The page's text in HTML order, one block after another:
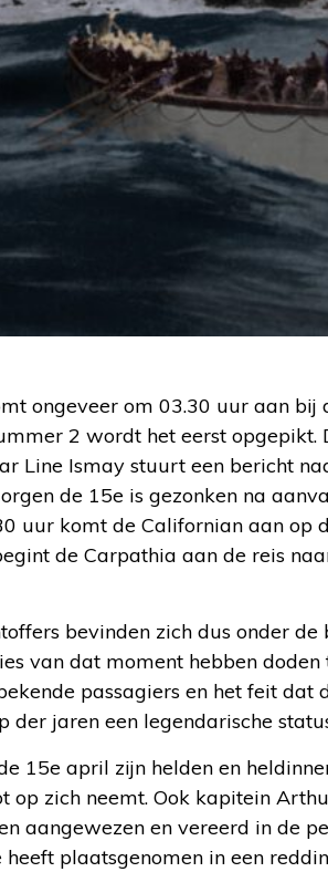
ongeveer om 03.30 uur aan
2 wordt het eerst
Line Ismay stuurt een bericht
de 15e is gezonken na
uur komt de Californian aan
de Carpathia aan de reis
bevinden zich dus onder
van dat moment hebben
passagiers en het feit
der jaren een legendarische
15e april zijn helden en
op zich neemt. Ook kapitein
aangewezen en vereerd in de
heeft plaatsgenomen in een